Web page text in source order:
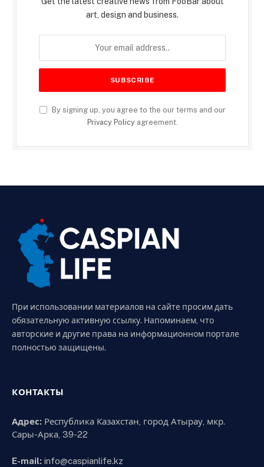
art, design and business.
By signing up, you agree to the our terms and our
Privacy Policyagreement.
При использовании материалов на сайте просим дать
обязательную активную ссылку. Напоминаем, что
авторские и другие права на информационном портале
полностью защищены.
КОНТАКТЫ
Адрес: Республика Казахстан, город Атырау, мкр.
Сары-Арка, 39-22
E-mail: info@caspianlife.kz